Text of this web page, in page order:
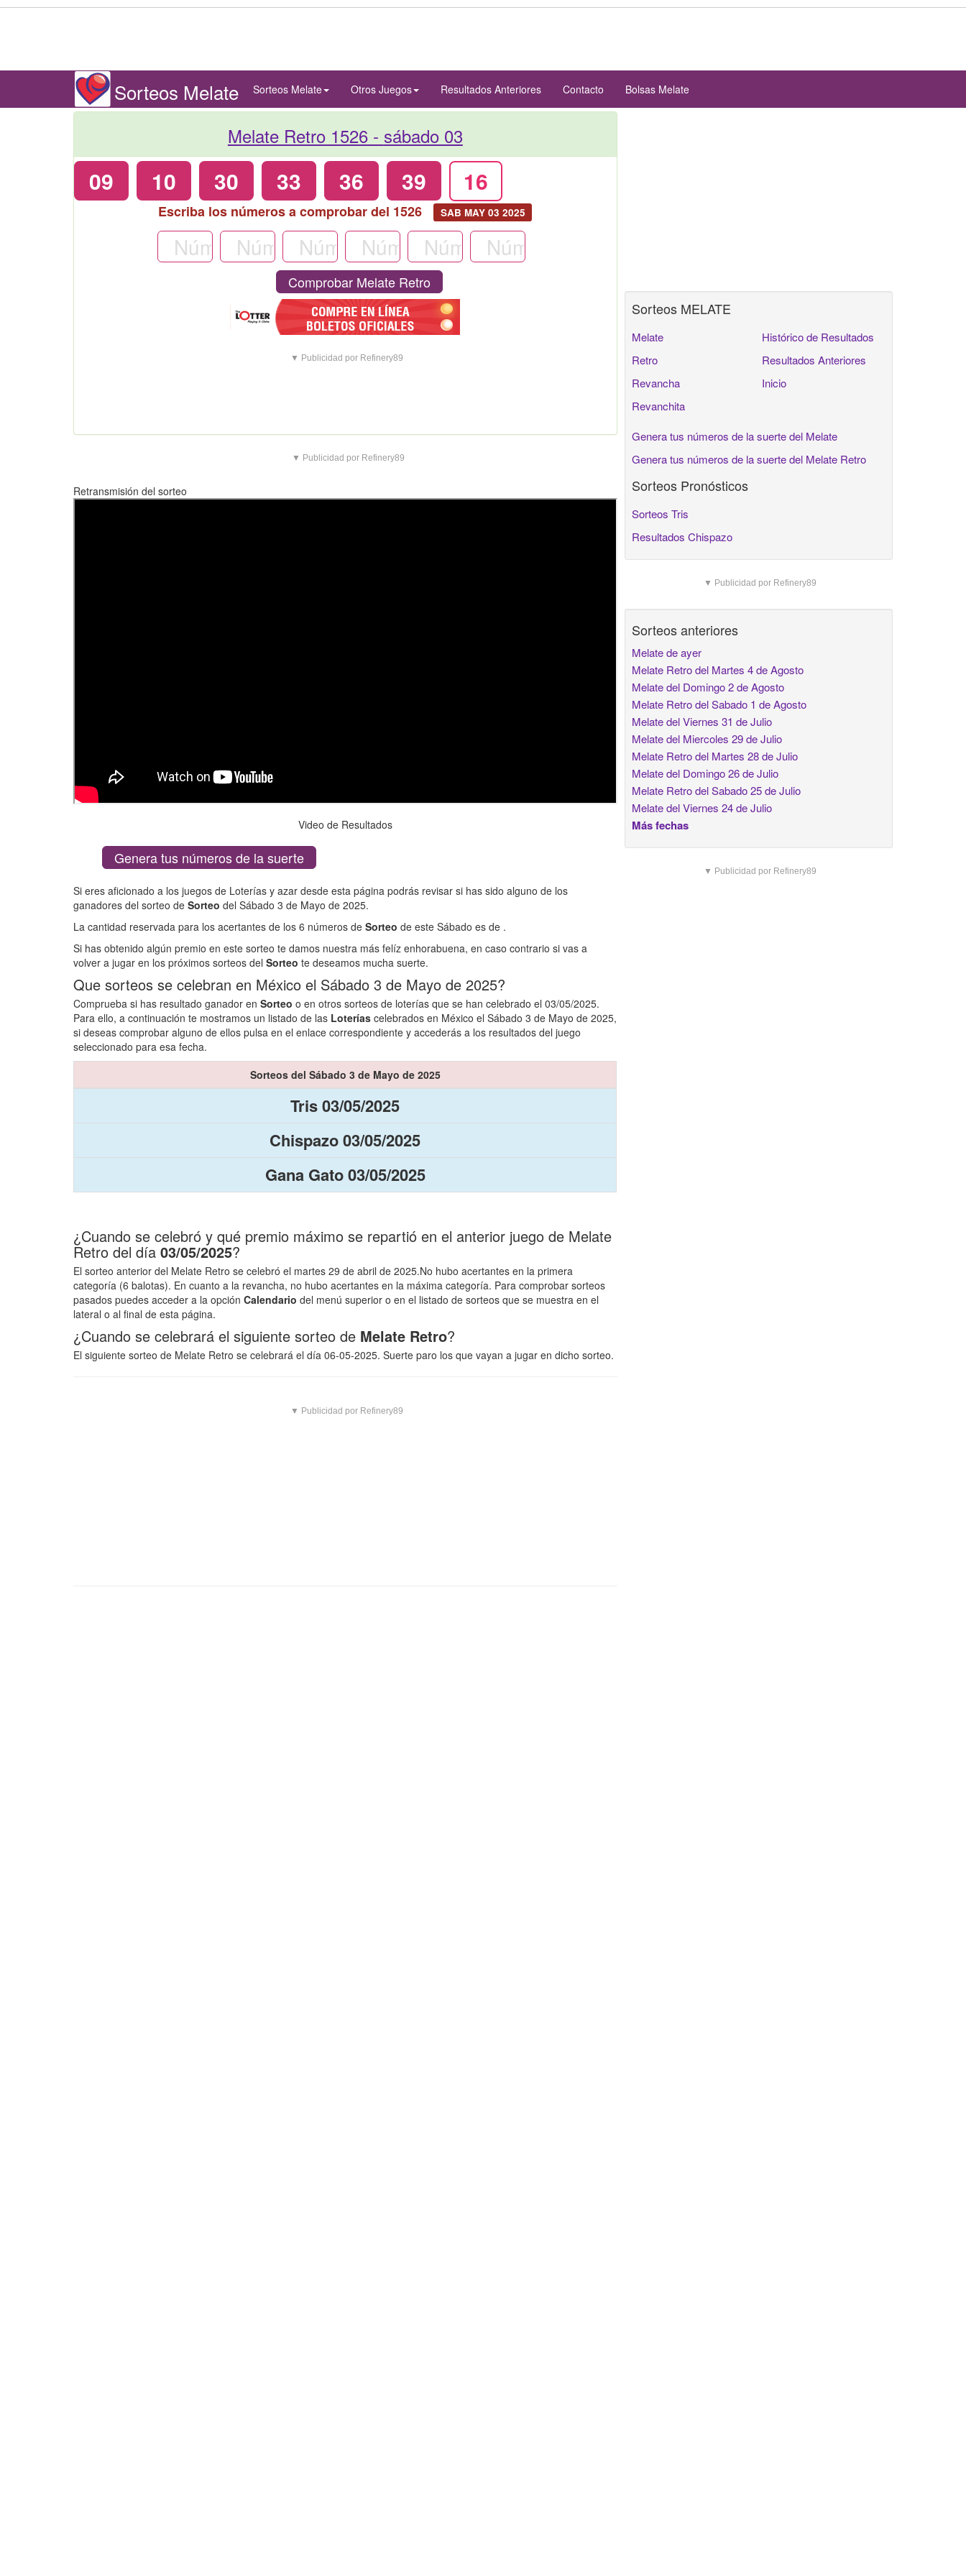
Sorteos Melate Sorteos Melate Otros Juegos Resultados Anteriores Contacto Bolsas Melate
Melate Retro 1526 - sábado 03
09 10 30 33 36 39 16
Escriba los números a comprobar del 1526 SAB MAY 03 2025
Comprobar Melate Retro
▼ Publicidad por Refinery89
▼ Publicidad por Refinery89
Retransmisión del sorteo
Video de Resultados
Genera tus números de la suerte
Si eres aficionado a los juegos de Loterías y azar desde esta página podrás revisar si has sido alguno de los
ganadores del sorteo de Sorteo del Sábado 3 de Mayo de 2025.
La cantidad reservada para los acertantes de los 6 números de Sorteo de este Sábado es de .
Si has obtenido algún premio en este sorteo te damos nuestra más felíz enhorabuena, en caso contrario si vas a
volver a jugar en los próximos sorteos del Sorteo te deseamos mucha suerte.
Que sorteos se celebran en México el Sábado 3 de Mayo de 2025?
Comprueba si has resultado ganador en Sorteo o en otros sorteos de loterías que se han celebrado el 03/05/2025.
Para ello, a continuación te mostramos un listado de las Loterías celebrados en México el Sábado 3 de Mayo de 2025,
si deseas comprobar alguno de ellos pulsa en el enlace correspondiente y accederás a los resultados del juego
seleccionado para esa fecha.
Sorteos del Sábado 3 de Mayo de 2025
Tris 03/05/2025
Chispazo 03/05/2025
Gana Gato 03/05/2025
¿Cuando se celebró y qué premio máximo se repartió en el anterior juego de Melate
Retro del día 03/05/2025?
El sorteo anterior del Melate Retro se celebró el martes 29 de abril de 2025.No hubo acertantes en la primera
categoría (6 balotas). En cuanto a la revancha, no hubo acertantes en la máxima categoría. Para comprobar sorteos
pasados puedes acceder a la opción Calendario del menú superior o en el listado de sorteos que se muestra en el
lateral o al final de esta página.
¿Cuando se celebrará el siguiente sorteo de Melate Retro?
El siguiente sorteo de Melate Retro se celebrará el día 06-05-2025. Suerte paro los que vayan a jugar en dicho sorteo.
▼ Publicidad por Refinery89
Sorteos MELATE
Melate
Retro
Revancha
Revanchita
Histórico de Resultados
Resultados Anteriores
Inicio
Genera tus números de la suerte del Melate
Genera tus números de la suerte del Melate Retro
Sorteos Pronósticos
Sorteos Tris
Resultados Chispazo
▼ Publicidad por Refinery89
Sorteos anteriores
Melate de ayer
Melate Retro del Martes 4 de Agosto
Melate del Domingo 2 de Agosto
Melate Retro del Sabado 1 de Agosto
Melate del Viernes 31 de Julio
Melate del Miercoles 29 de Julio
Melate Retro del Martes 28 de Julio
Melate del Domingo 26 de Julio
Melate Retro del Sabado 25 de Julio
Melate del Viernes 24 de Julio
Más fechas
▼ Publicidad por Refinery89